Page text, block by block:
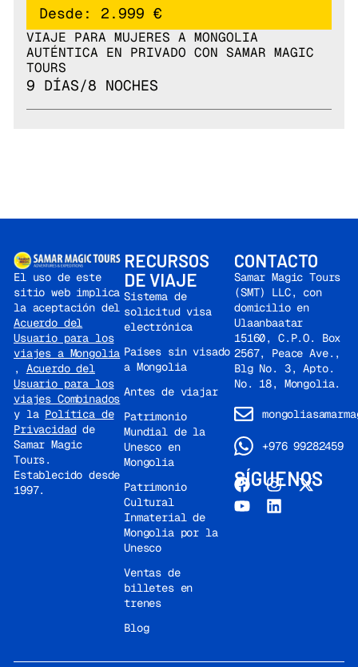
Desde: 2.999 €
VIAJE PARA MUJERES A MONGOLIA
AUTÉNTICA EN PRIVADO CON SAMAR MAGIC
TOURS
9 DÍAS/8 NOCHES
El uso de este
sitio web implica
la aceptación del
Acuerdo del
Usuario para los
viajes a Mongolia
, Acuerdo del
Usuario para los
viajes Combinados
y la Política de
Privacidadde
Samar Magic
Tours.
Establecido desde
1997.
RECURSOS
DE VIAJE
Sistema de
solicitud visa
electrónica
Países sin visado
a Mongolia
Antes de viajar
Patrimonio
Mundial de la
Unesco en
Mongolia
Patrimonio
Cultural
Inmaterial de
Mongolia por la
Unesco
Ventas de
billetes en
trenes
Blog
CONTACTO
Samar Magic Tours
(SMT) LLC, con
domicilio en
Ulaanbaatar
15160, C.P.O. Box
2567, Peace Ave.,
Blg No. 3, Apto.
No. 18, Mongolia.
+976 99282459
SÍGUENOS